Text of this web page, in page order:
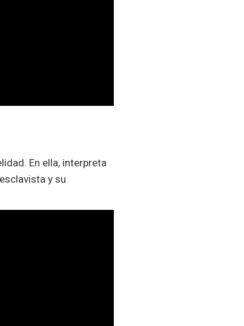
En ella, interpreta
y su